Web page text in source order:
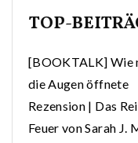
TOP-
[BOOKTALK] Wie
die Augen öffnete
Rezension | Das
Feuer von Sarah J.